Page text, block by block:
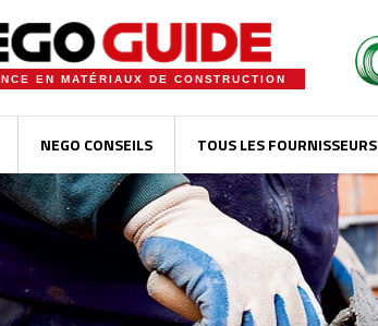
EN MATÉRIAUX DE CONSTRUCTION
NEGO CONSEILS TOUS LES FOURNISSEURS